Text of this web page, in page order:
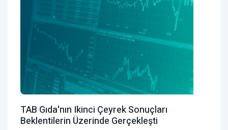
TAB Gıda'nın Ikinci Çeyrek Sonuçları
Beklentilerin Üzerinde Gerçekleşti